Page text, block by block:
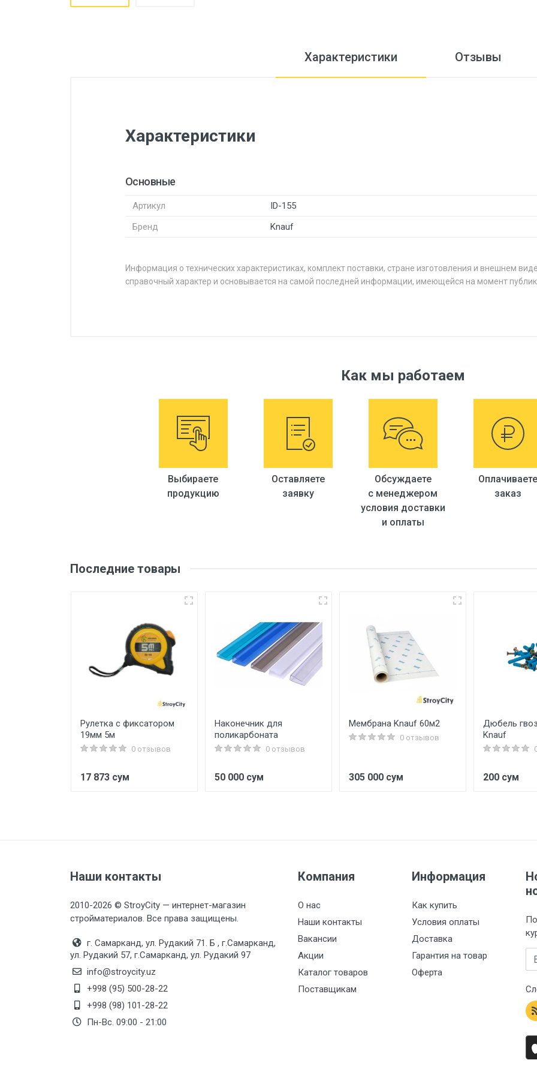
Характеристики Отзывы
Характеристики
Основные
Артикул
ID-155
Бренд
Knauf
Информация о технических характеристиках, комплект поставки, стране изготовления и внешнем
справочный характер и основывается на самой последней информации, имеющейся на момент
Как мы работаем
Выбираете
продукцию
Оставляете
заявку
Обсуждаете
с менеджером
условия доставки
и оплаты
Оплачиваете
заказ
Последние товары
Рулетка с фиксатором
19мм 5м
0 отзывов
17 873 сум
Наконечник для
поликарбоната
0 отзывов
50 000 сум
Мембрана Knauf 60м2
0 отзывов
305 000 сум
Дюбель
Knauf
200 сум
Наши контакты
2010-2026 © StroyCity — интернет-магазин
стройматериалов. Все права защищены.
г. Самарканд, ул. Рудакий 71. Б , г.Самарканд,
ул. Рудакий 57, г.Самарканд, ул. Рудакий 97
info@stroycity.uz
+998 (95) 500-28-22
+998 (98) 101-28-22
Пн-Вс. 09:00 - 21:00
Компания
О нас
Наши контакты
Вакансии
Акции
Каталог товаров
Поставщикам
Информация
Как купить
Условия оплаты
Доставка
Гарантия на товар
Оферта